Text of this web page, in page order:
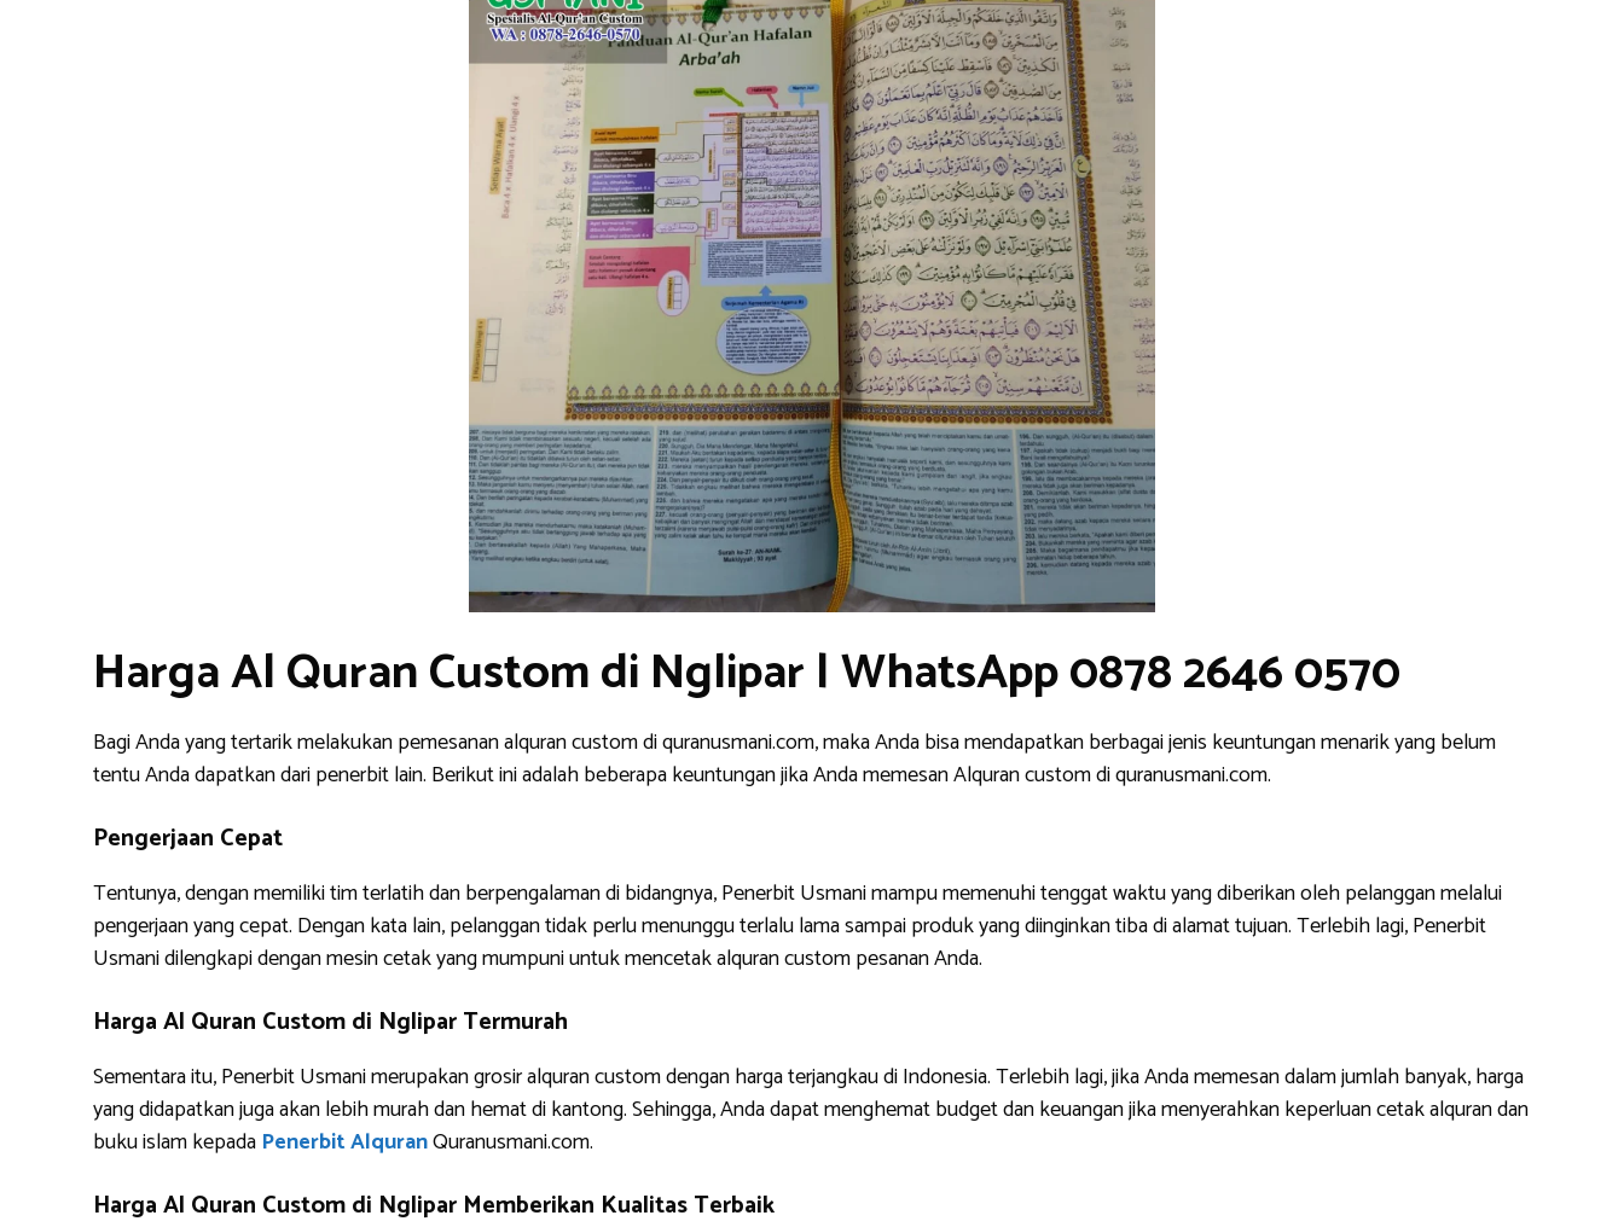
Harga Al Quran Custom di Nglipar | WhatsApp 0878 2646 0570
Bagi Anda yang tertarik melakukan pemesanan alquran custom di quranusmani.com, maka Anda bisa mendapatkan berbagai jenis keuntungan menarik yang belum
tentu Anda dapatkan dari penerbit lain. Berikut ini adalah beberapa keuntungan jika Anda memesan Alquran custom di quranusmani.com.
Pengerjaan Cepat
Tentunya, dengan memiliki tim terlatih dan berpengalaman di bidangnya, Penerbit Usmani mampu memenuhi tenggat waktu yang diberikan oleh pelanggan melalui
pengerjaan yang cepat. Dengan kata lain, pelanggan tidak perlu menunggu terlalu lama sampai produk yang diinginkan tiba di alamat tujuan. Terlebih lagi, Penerbit
Usmani dilengkapi dengan mesin cetak yang mumpuni untuk mencetak alquran custom pesanan Anda.
Harga Al Quran Custom di Nglipar Termurah
Sementara itu, Penerbit Usmani merupakan grosir alquran custom dengan harga terjangkau di Indonesia. Terlebih lagi, jika Anda memesan dalam jumlah banyak, harga
yang didapatkan juga akan lebih murah dan hemat di kantong. Sehingga, Anda dapat menghemat budget dan keuangan jika menyerahkan keperluan cetak alquran dan
buku islam kepada Penerbit AlquranQuranusmani.com.
Harga Al Quran Custom di Nglipar Memberikan Kualitas Terbaik